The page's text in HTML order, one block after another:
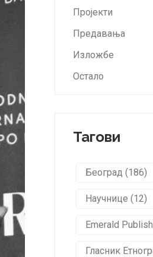
Пројекти
Предавања
Изложбе
Остало
Тагови
Београд (186)
Научнице (12)
Emerald
Гласник